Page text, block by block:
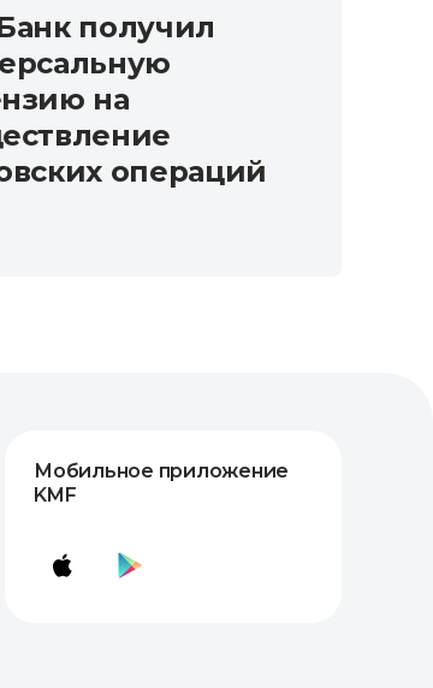
получил
на
операций
Мобильное приложение
KMF